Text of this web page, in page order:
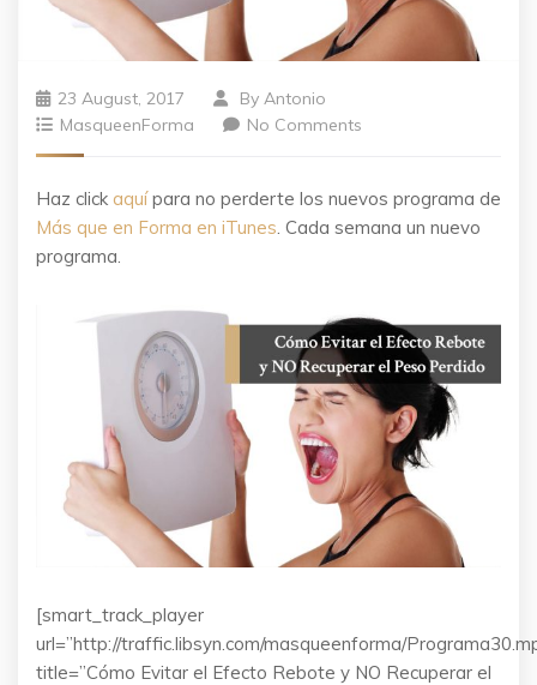
23 August, 2017 By Antonio
MasqueenForma
No Comments
Haz click aquípara no perderte los nuevos programa de
Más que en Forma en iTunes. Cada semana un nuevo
programa.
[smart_track_player
url=”http://traffic.libsyn.com/masqueenforma/
title=”Cómo Evitar el Efecto Rebote y NO Recuperar el